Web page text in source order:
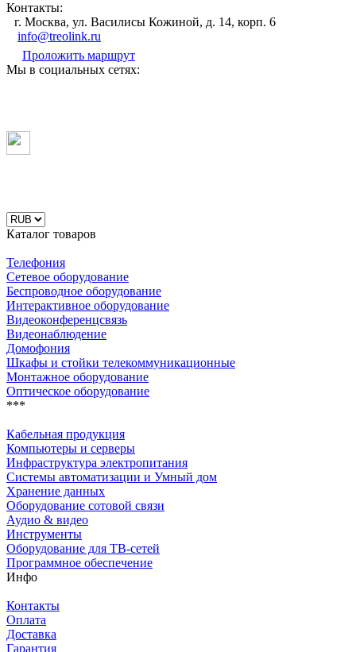
Контакты:
г. Москва, ул. Василисы Кожиной, д. 14, корп. 6
info@treolink.ru
Проложить маршрут
Мы в социальных сетях:
Каталог товаров
Телефония
Сетевое оборудование
Беспроводное оборудование
Интерактивное оборудование
Видеоконференцсвязь
Видеонаблюдение
Домофония
Шкафы и стойки телекоммуникационные
Монтажное оборудование
Оптическое оборудование
***
Кабельная продукция
Компьютеры и серверы
Инфраструктура электропитания
Системы автоматизации и Умный дом
Хранение данных
Оборудование сотовой связи
Аудио & видео
Инструменты
Оборудование для ТВ-сетей
Программное обеспечение
Инфо
Контакты
Оплата
Доставка
Гарантия